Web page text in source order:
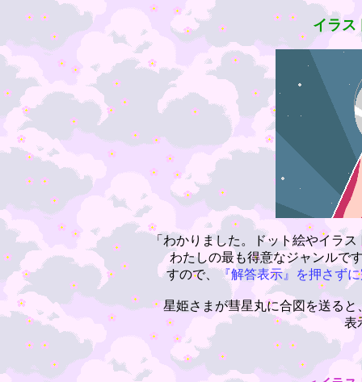
イラス
「わかりました。ドット絵やイラ
わたしの最も得意なジャンルで
すので、 『解答表示』を押さず
星姫さまが彗星丸に合図を送る
表